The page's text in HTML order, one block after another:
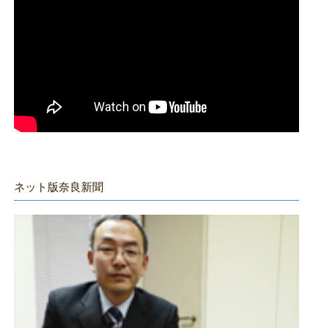
ネット版奈良新聞